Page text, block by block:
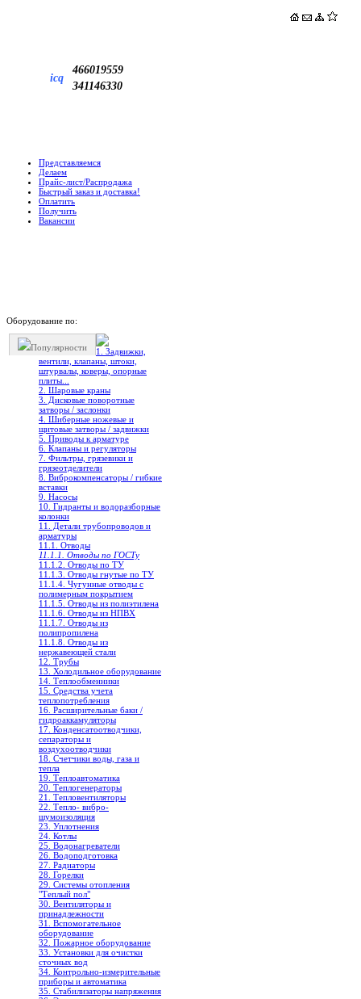
icq
466019559
341146330
Представляемся
Делаем
Прайс-лист/Распродажа
Быстрый заказ и доставка!
Оплатить
Получить
Вакансии
Оборудование по:
Популярности
1. Задвижки,
вентили, клапаны, штоки,
штурвалы, коверы, опорные
плиты...
2. Шаровые краны
3. Дисковые поворотные
затворы / заслонки
4. Шиберные ножевые и
щитовые затворы / задвижки
5. Приводы к арматуре
6. Клапаны и регуляторы
7. Фильтры, грязевики и
грязеотделители
8. Виброкомпенсаторы / гибкие
вставки
9. Насосы
10. Гидранты и водоразборные
колонки
11. Детали трубопроводов и
арматуры
11.1. Отводы
11.1.1. Отводы по ГОСТу
11.1.2. Отводы по ТУ
11.1.3. Отводы гнутые по ТУ
11.1.4. Чугунные отводы с
полимерным покрытием
11.1.5. Отводы из полиэтилена
11.1.6. Отводы из НПВХ
11.1.7. Отводы из
полипропилена
11.1.8. Отводы из
нержавеющей стали
12. Трубы
13. Холодильное oборудование
14. Теплообменники
15. Средства учета
теплопотребления
16. Расширительные баки /
гидроаккамуляторы
17. Конденсатоотводчики,
сепараторы и
воздухоотводчики
18. Счетчики воды, газа и
тепла
19. Теплоавтоматика
20. Теплогенераторы
21. Тепловентиляторы
22. Тепло- вибро-
шумоизоляция
23. Уплотнения
24. Котлы
25. Водонагреватели
26. Водоподготовка
27. Радиаторы
28. Горелки
29. Системы отопления
"Теплый пол"
30. Вентиляторы и
принадлежности
31. Вспомогательное
оборудование
32. Пожарное оборудование
33. Установки для очистки
сточных вод
34. Контрольно-измерительные
приборы и автоматика
35. Стабилизаторы напряжения